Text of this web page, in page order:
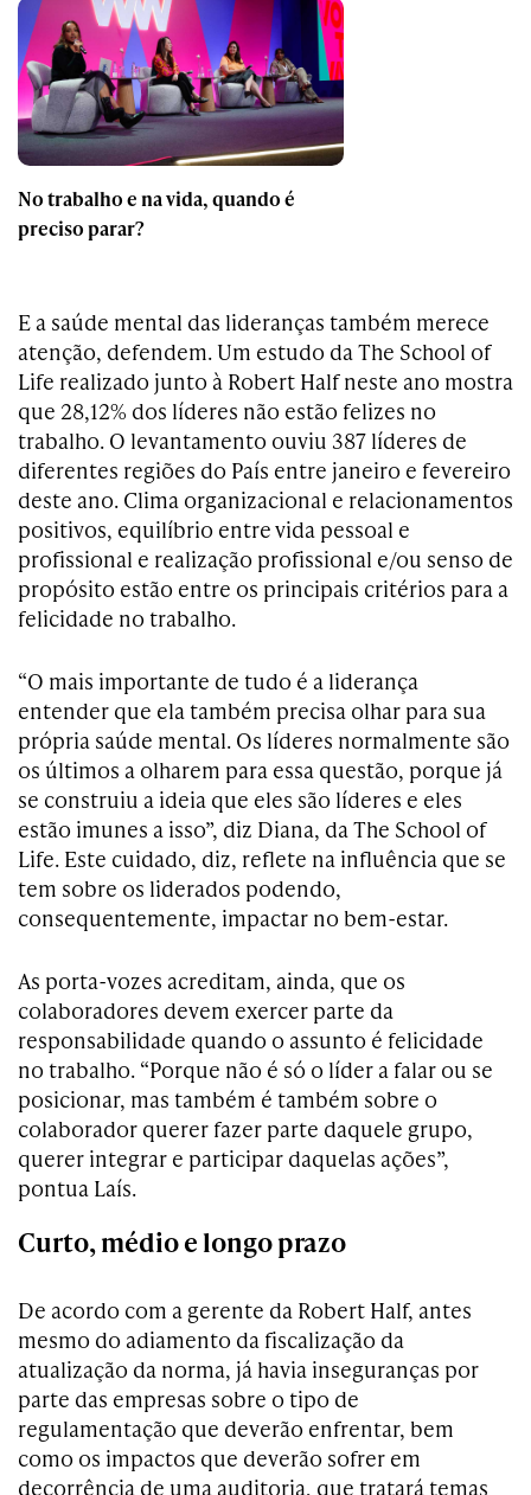
No trabalho e na vida, quando é
preciso parar?
E a saúde mental das lideranças também merece
atenção, defendem. Um estudo da The School of
Life realizado junto à Robert Half neste ano mostra
que 28,12% dos líderes não estão felizes no
trabalho. O levantamento ouviu 387 líderes de
diferentes regiões do País entre janeiro e fevereiro
deste ano. Clima organizacional e relacionamentos
positivos, equilíbrio entre vida pessoal e
profissional e realização profissional e/ou senso de
propósito estão entre os principais critérios para a
felicidade no trabalho.
“O mais importante de tudo é a liderança
entender que ela também precisa olhar para sua
própria saúde mental. Os líderes normalmente são
os últimos a olharem para essa questão, porque já
se construiu a ideia que eles são líderes e eles
estão imunes a isso”, diz Diana, da The School of
Life. Este cuidado, diz, reflete na influência que se
tem sobre os liderados podendo,
consequentemente, impactar no bem-estar.
As porta-vozes acreditam, ainda, que os
colaboradores devem exercer parte da
responsabilidade quando o assunto é felicidade
no trabalho. “Porque não é só o líder a falar ou se
posicionar, mas também é também sobre o
colaborador querer fazer parte daquele grupo,
querer integrar e participar daquelas ações”,
pontua Laís.
Curto, médio e longo prazo
De acordo com a gerente da Robert Half, antes
mesmo do adiamento da fiscalização da
atualização da norma, já havia inseguranças por
parte das empresas sobre o tipo de
regulamentação que deverão enfrentar, bem
como os impactos que deverão sofrer em
decorrência de uma auditoria, que tratará temas